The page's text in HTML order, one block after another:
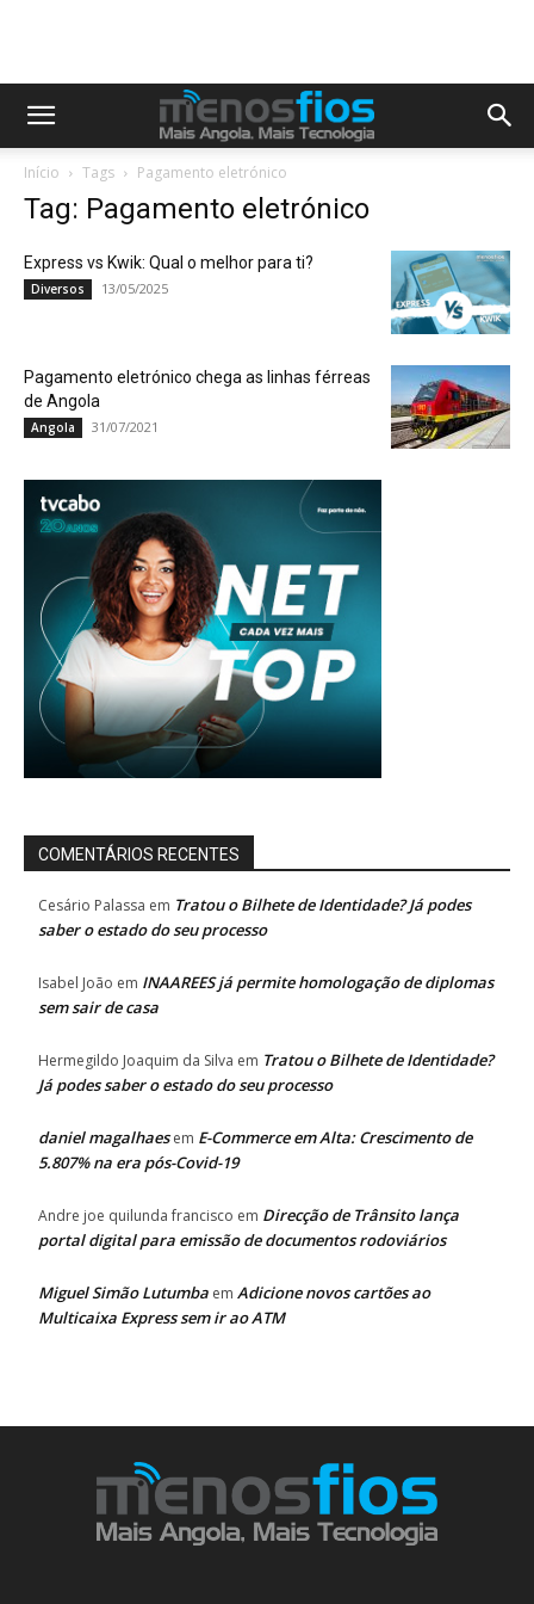
Início Tags Pagamento eletrónico
Tag: Pagamento eletrónico
Express vs Kwik: Qual o melhor para ti?
Diversos 13/05/2025
Pagamento eletrónico chega as linhas férreas
de Angola
Angola 31/07/2021
COMENTÁRIOS RECENTES
Cesário Palassa em Tratou o Bilhete de Identidade? Já podes
saber o estado do seu processo
Isabel João em INAAREES já permite homologação de diplomas
sem sair de casa
Hermegildo Joaquim da Silva em Tratou o Bilhete de Identidade?
Já podes saber o estado do seu processo
daniel magalhaesem E-Commerce em Alta: Crescimento de
5.807% na era pós-Covid-19
Andre joe quilunda francisco em Direcção de Trânsito lança
portal digital para emissão de documentos rodoviários
Miguel Simão Lutumba em Adicione novos cartões ao
Multicaixa Express sem ir ao ATM